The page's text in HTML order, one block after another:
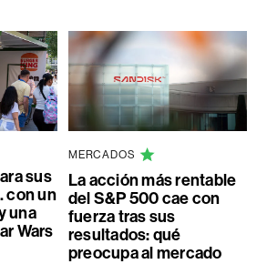
sus
con un
una
Wars
MERCADOS
La acción más rentable
del S&P 500 cae con
fuerza tras sus
resultados: qué
preocupa al mercado